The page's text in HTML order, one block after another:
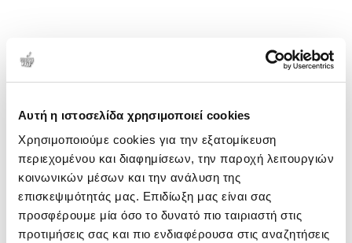
Αυτή η ιστοσελίδα χρησιμοποιεί cookies
Χρησιμοποιούμε cookies για την εξατομίκευση
περιεχομένου και διαφημίσεων, την παροχή λειτουργιών
κοινωνικών μέσων και την ανάλυση της
επισκεψιμότητάς μας. Επιδίωξη μας είναι σας
προσφέρουμε μία όσο το δυνατό πιο ταιριαστή στις
προτιμήσεις σας και πιο ενδιαφέρουσα στις αναζητήσεις